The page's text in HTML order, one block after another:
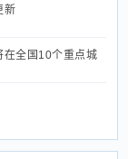
新
在全国10个重点城